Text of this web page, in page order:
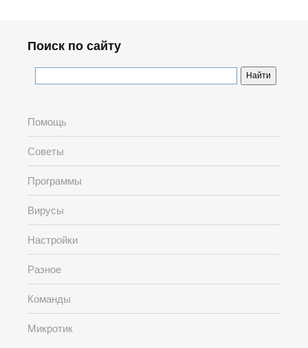
Поиск по сайту
Помощь
Советы
Программы
Вирусы
Настройки
Разное
Команды
Микротик